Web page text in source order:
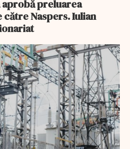
aprobă preluarea
către Naspers. Iulian